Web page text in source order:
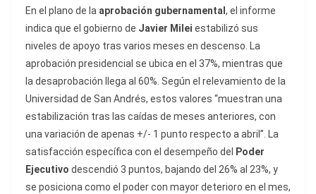
En el plano de la aprobación gubernamental , el informe
indica que el gobierno de Javier Milei estabilizó sus
niveles de apoyo tras varios meses en descenso. La
aprobación presidencial se ubica en el 37%, mientras que
la desaprobación llega al 60%. Según el relevamiento de la
Universidad de San Andrés, estos valores “muestran una
estabilización tras las caídas de meses anteriores, con
una variación de apenas +/- 1 punto respecto a abril”. La
satisfacción específica con el desempeño del
Poder
Ejecutivo descendió 3 puntos, bajando del 26% al 23%, y
se posiciona como el poder con mayor deterioro en el mes,